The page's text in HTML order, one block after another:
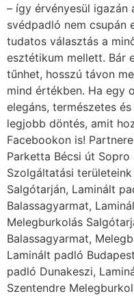
– így érvényesül igazán
svédpadló nem csupán
tudatos választás a
esztétikum mellett. Bár
tűnhet, hosszú távon
mind értékben. Ha egy
elegáns, természetes
legjobb döntés, amit
Facebookon is!
Parketta Bécsi út
Szolgáltatási
Salgótarján, Laminált
Balassagyarmat,
Melegburkolás
Balassagyarmat,
Laminált padló
padló Dunakeszi,
Szentendre